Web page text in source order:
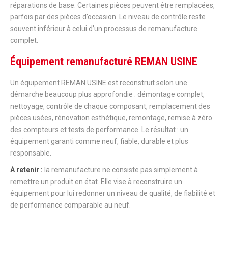
réparations de base. Certaines pièces peuvent être remplacées,
parfois par des pièces d’occasion. Le niveau de contrôle reste
souvent inférieur à celui d’un processus de remanufacture
complet.
Équipement remanufacturé REMAN USINE
Un équipement REMAN USINE est reconstruit selon une
démarche beaucoup plus approfondie : démontage complet,
nettoyage, contrôle de chaque composant, remplacement des
pièces usées, rénovation esthétique, remontage, remise à zéro
des compteurs et tests de performance. Le résultat : un
équipement garanti comme neuf, fiable, durable et plus
responsable.
À retenir : la remanufacture ne consiste pas simplement à
remettre un produit en état. Elle vise à reconstruire un
équipement pour lui redonner un niveau de qualité, de fiabilité et
de performance comparable au neuf.